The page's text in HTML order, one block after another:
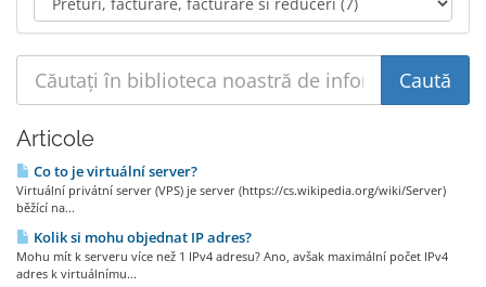
Articole
Co to je virtuální server?
Virtuální privátní server (VPS) je server (https://cs.wikipedia.org/wiki/Server)
běžící na...
Kolik si mohu objednat IP adres?
Mohu mít k serveru více než 1 IPv4 adresu? Ano, avšak maximální počet IPv4
adres k virtuálnímu...